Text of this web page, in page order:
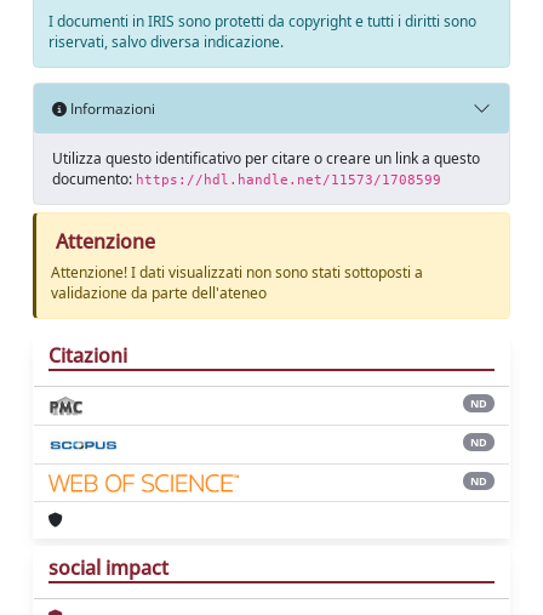
I documenti in IRIS sono protetti da copyright e tutti i diritti sono
riservati, salvo diversa indicazione.
Informazioni
Utilizza questo identificativo per citare o creare un link a questo
documento: https://hdl.handle.net/11573/1708599
Attenzione
Attenzione! I dati visualizzati non sono stati sottoposti a
validazione da parte dell'ateneo
Citazioni
ND
ND
ND
social impact